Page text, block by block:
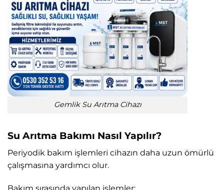
Gemlik Su Arıtma Cihazı
Su Arıtma Bakımı Nasıl Yapılır?
Periyodik bakım işlemleri cihazın daha uzun ömürlü
çalışmasına yardımcı olur.
Bakım sırasında yapılan işlemler: